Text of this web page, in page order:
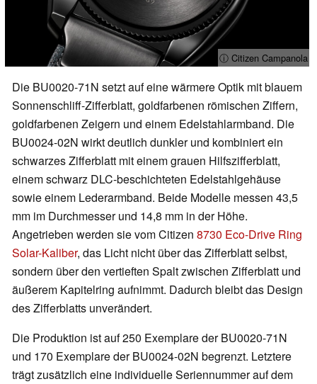
ⓘ Citizen Campanola
Die BU0020-71N setzt auf eine wärmere Optik mit blauem
Sonnenschliff-Zifferblatt, goldfarbenen römischen Ziffern,
goldfarbenen Zeigern und einem Edelstahlarmband. Die
BU0024-02N wirkt deutlich dunkler und kombiniert ein
schwarzes Zifferblatt mit einem grauen Hilfszifferblatt,
einem schwarz DLC-beschichteten Edelstahlgehäuse
sowie einem Lederarmband. Beide Modelle messen 43,5
mm im Durchmesser und 14,8 mm in der Höhe.
Angetrieben werden sie vom Citizen 8730 Eco-Drive Ring
Solar-Kaliber, das Licht nicht über das Zifferblatt selbst,
sondern über den vertieften Spalt zwischen Zifferblatt und
äußerem Kapitelring aufnimmt. Dadurch bleibt das Design
des Zifferblatts unverändert.
Die Produktion ist auf 250 Exemplare der BU0020-71N
und 170 Exemplare der BU0024-02N begrenzt. Letztere
trägt zusätzlich eine individuelle Seriennummer auf dem